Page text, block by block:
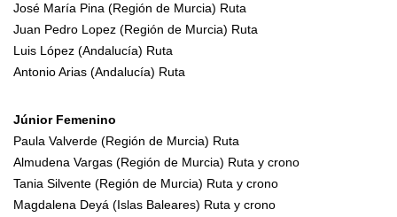
José María Pina (Región de Murcia) Ruta
Juan Pedro Lopez (Región de Murcia) Ruta
Luis López (Andalucía) Ruta
Antonio Arias (Andalucía) Ruta
Júnior Femenino
Paula Valverde (Región de Murcia) Ruta
Almudena Vargas (Región de Murcia) Ruta y crono
Tania Silvente (Región de Murcia) Ruta y crono
Magdalena Deyá (Islas Baleares) Ruta y crono